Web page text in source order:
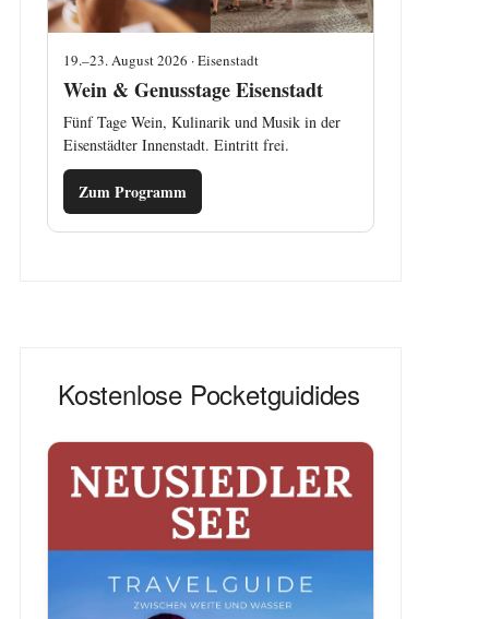
19.–23. August 2026 · Eisenstadt
Wein & Genusstage Eisenstadt
Fünf Tage Wein, Kulinarik und Musik in der
Eisenstädter Innenstadt. Eintritt frei.
Zum Programm
Kostenlose Pocketguidides